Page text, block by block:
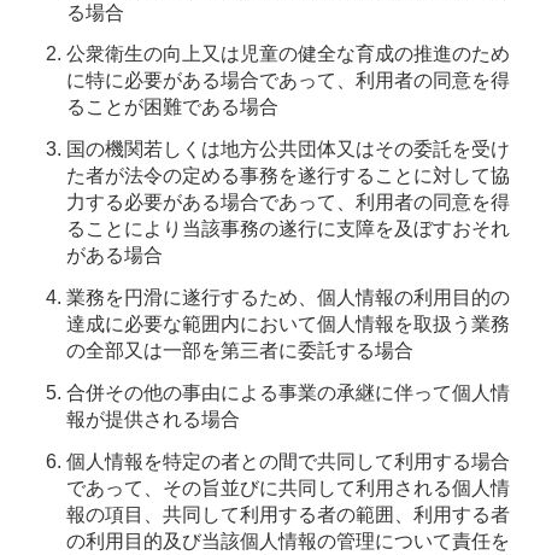
る場合
公衆衛生の向上又は児童の健全な育成の推進のため
に特に必要がある場合であって、利用者の同意を得
ることが困難である場合
国の機関若しくは地方公共団体又はその委託を受け
た者が法令の定める事務を遂行することに対して協
力する必要がある場合であって、利用者の同意を得
ることにより当該事務の遂行に支障を及ぼすおそれ
がある場合
業務を円滑に遂行するため、個人情報の利用目的の
達成に必要な範囲内において個人情報を取扱う業務
の全部又は一部を第三者に委託する場合
合併その他の事由による事業の承継に伴って個人情
報が提供される場合
個人情報を特定の者との間で共同して利用する場合
であって、その旨並びに共同して利用される個人情
報の項目、共同して利用する者の範囲、利用する者
の利用目的及び当該個人情報の管理について責任を